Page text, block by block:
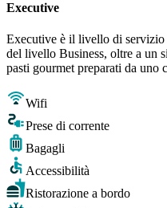
Executive
Executive è il livello di
del livello Business, oltre a un
pasti gourmet preparati da uno
Wifi
Prese di corrente
Bagagli
Accessibilità
Ristorazione a bordo